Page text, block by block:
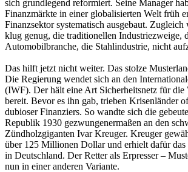
sich grundlegend reformiert. Seine Manager
Finanzmärkte in einer globalisierten Welt früh
Finanzsektor systematisch ausgebaut.
klug genug, die traditionellen Industriezweige,
Automobilbranche, die Stahlindustrie, nicht
Das hilft jetzt nicht weiter. Das stolze
Die Regierung wendet sich an den
(IWF). Der hält eine Art Sicherheitsnetz für die
bereit. Bevor es ihn gab, trieben Krisenländer
dubioser Finanziers. So wandte sich die
Republik 1930 gezwungenermaßen an den
Zündholzgiganten Ivar Kreuger. Kreuger
über 125 Millionen Dollar und erhielt dafür
in Deutschland. Der Retter als Erpresser –
nun in einer anderen Variante.